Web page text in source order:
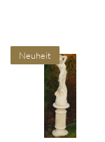
Neuheit